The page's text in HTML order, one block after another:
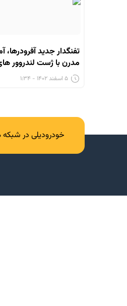
مدرن با ژست لندروور
۵ اسفند ۱۴۰۲ - ۱:۳۴
خودرودیلی در